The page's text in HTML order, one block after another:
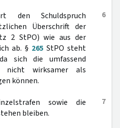
6
den Schuldspruch
Überschrift der
2 StPO) wie aus der
ab. § 265 StPO steht
sich die umfassend
nicht wirksamer als
können.
7
sowie die
bleiben.